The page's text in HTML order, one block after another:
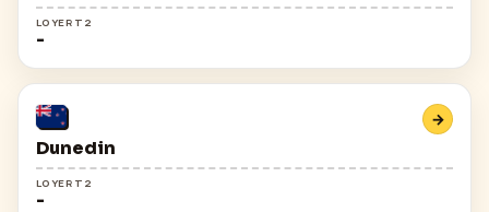
LOYER T2
-
Dunedin
→
LOYER T2
-